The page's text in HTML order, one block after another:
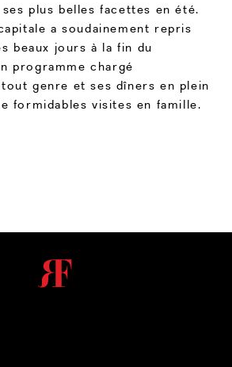
plus belles facettes en été.
a soudainement repris
beaux jours à la fin du
programme chargé
tout genre et ses dîners en plein
formidables visites en famille.